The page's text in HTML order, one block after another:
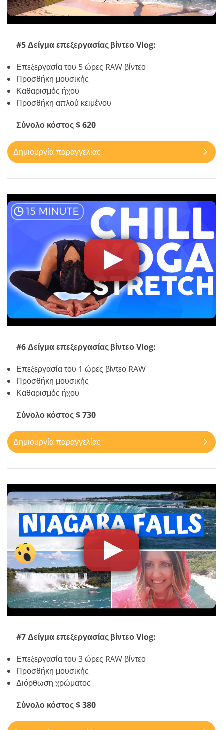
#5 Δείγμα επεξεργασίας βίντεο Vlog:
Επεξεργασία του 5 ώρες RAW βίντεο
Προσθήκη μουσικής
Καθαρισμός ήχου
Προσθήκη απλού κειμένου
Σύνολο κόστος $ 620
Δημιουργία παραγγελίας
#6 Δείγμα επεξεργασίας βίντεο Vlog:
Επεξεργασία του 1 ώρες βίντεο RAW
Προσθήκη μουσικής
Καθαρισμός ήχου
Σύνολο κόστος $ 730
Δημιουργία παραγγελίας
#7 Δείγμα επεξεργασίας βίντεο Vlog:
Επεξεργασία του 3 ώρες RAW βίντεο
Προσθήκη μουσικής
Διόρθωση χρώματος
Σύνολο κόστος $ 380